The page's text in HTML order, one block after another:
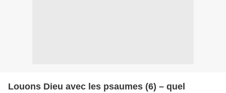
Louons Dieu avec les psaumes (6) – quel